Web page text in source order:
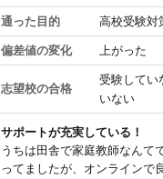
通った目的 高校受験対
偏差値の変化 上がった
志望校の合格
受験してい
いない
サポートが充実している！
うちは田舎で家庭教師なんて
ってましたが、オンラインで